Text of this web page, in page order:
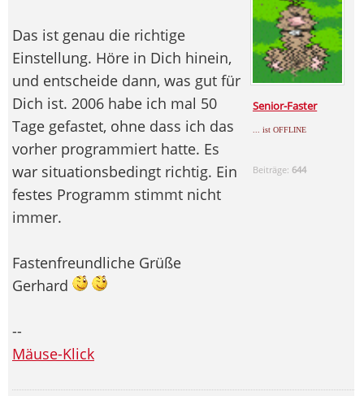
Senior-Faster
... ist OFFLINE
Beiträge: 644
Das ist genau die richtige
Einstellung. Höre in Dich hinein,
und entscheide dann, was gut für
Dich ist. 2006 habe ich mal 50
Tage gefastet, ohne dass ich das
vorher programmiert hatte. Es
war situationsbedingt richtig. Ein
festes Programm stimmt nicht
immer.
Fastenfreundliche Grüße
Gerhard
--
Mäuse-Klick